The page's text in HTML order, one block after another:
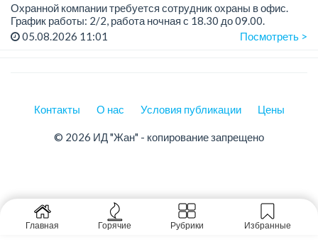
Охранной компании требуется сотрудник охраны в офис.
График работы: 2/2, работа ночная с 18.30 до 09.00.
Зарплата: 12 000 тенге за 1 смену, выплаты 1 раз в месяц.
05.08.2026 11:01 Посмотреть >
Контакты О нас Условия публикации Цены
© 2026 ИД "Жан" - копирование запрещено
Главная Горячие Рубрики Избранные